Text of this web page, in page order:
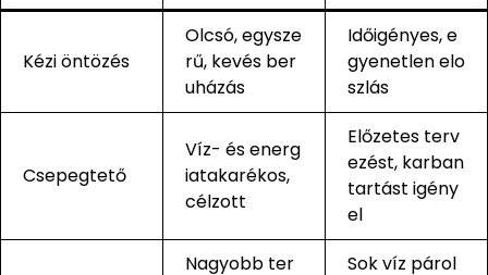
Kézi öntözés
Olcsó, egysze
rű, kevés ber
uházás
Időigényes, e
gyenetlen elo
szlás
Csepegtető
Víz- és energ
iatakarékos,
célzott
Előzetes terv
ezést, karban
tartást igény
el
Nagyobb ter
Sok víz párol